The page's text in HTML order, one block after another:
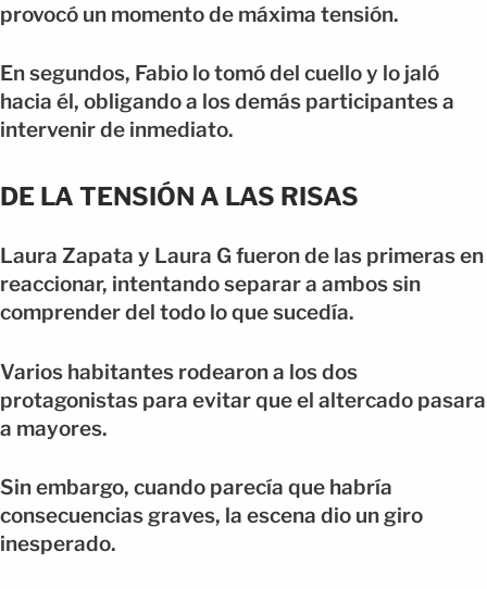
provocó un momento de máxima tensión.
En segundos, Fabio lo tomó del cuello y lo jaló
hacia él, obligando a los demás participantes a
intervenir de inmediato.
DE LA TENSIÓN A LAS RISAS
Laura Zapata y Laura G fueron de las primeras en
reaccionar, intentando separar a ambos sin
comprender del todo lo que sucedía.
Varios habitantes rodearon a los dos
protagonistas para evitar que el altercado pasara
a mayores.
Sin embargo, cuando parecía que habría
consecuencias graves, la escena dio un giro
inesperado.